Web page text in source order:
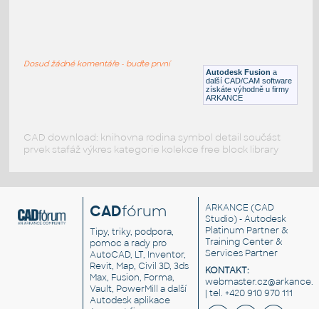
Autodesk Fusion a
další CAD/CAM software
získáte výhodně u firmy
ARKANCE
Dosud žádné komentáře - buďte první
CAD download: knihovna rodina symbol detail součást
prvek stafáž výkres kategorie kolekce free block library
CADfórum
Tipy, triky, podpora,
pomoc a rady pro
AutoCAD, LT, Inventor,
Revit, Map, Civil 3D, 3ds
Max, Fusion, Forma,
Vault, PowerMill a další
Autodesk aplikace
ARKANCE (CAD
Studio) - Autodesk
Platinum Partner &
Training Center &
Services Partner
KONTAKT:
| tel. +420 910 970 111